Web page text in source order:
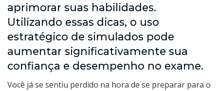
aprimorar suas habilidades.
Utilizando essas dicas, o uso
estratégico de simulados pode
aumentar significativamente sua
confiança e desempenho no exame.
Você já se sentiu perdido na hora de se preparar para o